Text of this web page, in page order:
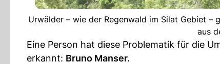
Urwälder – wie der Regenwald im Silat Gebiet –
aus
Eine Person hat diese Problematik für die
erkannt: Bruno Manser.